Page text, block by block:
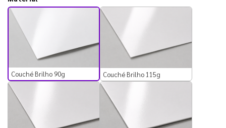
Couché Brilho 90g Couché Brilho 115g